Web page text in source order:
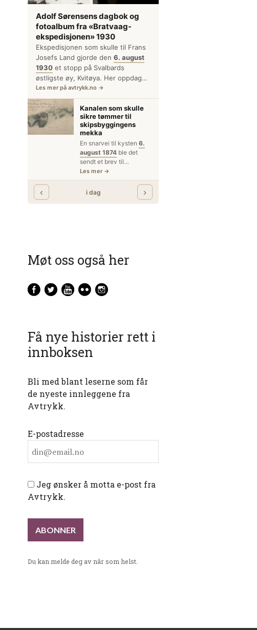
Møt oss også her
Få nye historier rett i
innboksen
Bli med blant leserne som får
de nyeste innleggene fra
Avtrykk.
E-postadresse
Jeg ønsker å motta e-post fra
Avtrykk.
Du kan melde deg av når som helst.